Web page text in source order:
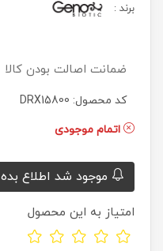
برند :
ضمانت اصالت بودن کالا
کد محصول: DRX15800
اتمام موجودی
موجود شد اطلاع بده
امتیاز به این محصول